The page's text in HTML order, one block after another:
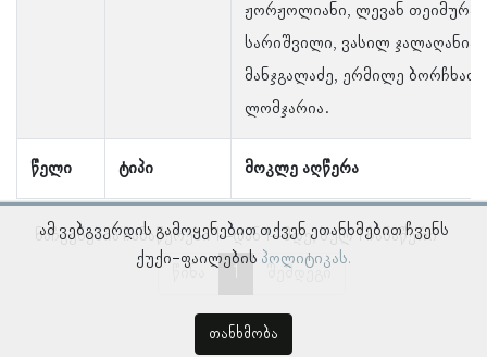
წელი ტიპი მოკლე აღწერა
ჟორჟოლიანი, ლევან
სარიშვილი, ვასილ
მანჯგალაძე, ერმილე
ლომჯარია.
ნაჩვენებია ჩანაწერები 1–დან 1–მდე, სულ 1 ჩანაწერი
წინა
შემდეგი
ამ ვებგვერდის გამოყენებით თქვენ ეთანხმებით ჩვენს
ქუქი-ფაილების პოლიტიკას.
თანხმობა